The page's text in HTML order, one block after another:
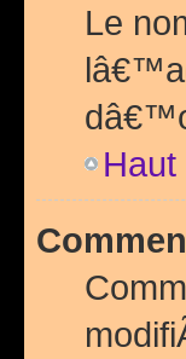
Le
Haut